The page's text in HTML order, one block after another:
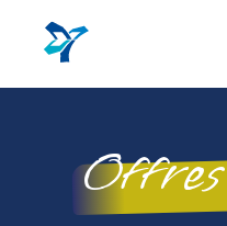
contenu
principal
Offres